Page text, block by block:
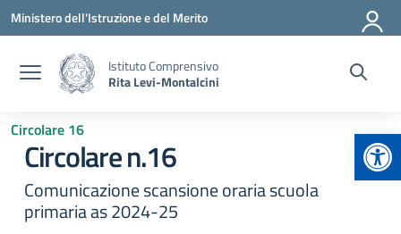
Vai ai contenuti
Vai al menu di navigazione
Vai al footer
Ministero dell'Istruzione e del Merito
Istituto Comprensivo
Rita Levi-Montalcini
Circolare 16
Circolare n.16
Comunicazione scansione oraria scuola
primaria as 2024-25